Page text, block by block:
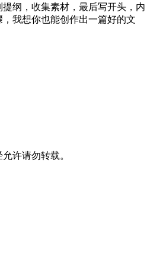
纲，收集素材，最后写开头，内
我想你也能创作出一篇好的文
许请勿转载。